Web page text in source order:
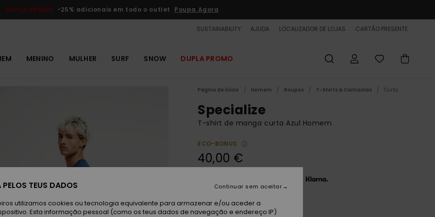
DUPLA PROMO -25% adicionais em todo o outlet Poupa Agora
SUSTAINABILITY AJUDA LOCALIZADOR DE LOJAS CARTÃO PRESENTE
MENINO MULHER SURF SNOW DUPLA PROMO
Página de início Homem Roupas T-Shirts & Camisolas Curta
Specialize
T-shirt de manga curta Azul Homem
ECO-BONUS
40,00 €
CorDark Denim
TEUS DADOS
utilizamos cookies ou tecnologia equivalente para armazenar e/ou aceder a
Esta informação pessoal (como os teus dados de navegação e endereço IP)
Continuar sem aceitar